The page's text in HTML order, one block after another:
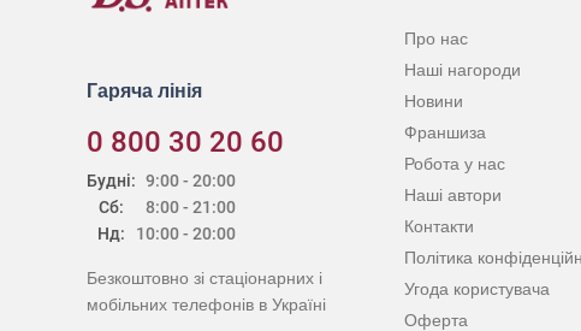
Гаряча лінія
0 800 30 20 60
Будні:
Сб:
Нд:
9:00 - 20:00
8:00 - 21:00
10:00 - 20:00
Безкоштовно зі стаціонарних і
мобільних телефонів в Україні
Про нас
Наші нагороди
Новини
Франшиза
Робота у нас
Наші автори
Контакти
Політика
Угода користувача
Оферта